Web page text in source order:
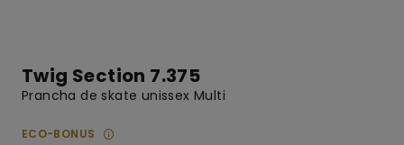
Twig Section 7.375
Prancha de skate unissex Multi
ECO-BONUS